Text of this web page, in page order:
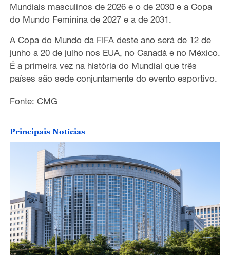
Mundiais masculinos de 2026 e o de 2030 e a Copa
do Mundo Feminina de 2027 e a de 2031.
A Copa do Mundo da FIFA deste ano será de 12 de
junho a 20 de julho nos EUA, no Canadá e no México.
É a primeira vez na história do Mundial que três
países são sede conjuntamente do evento esportivo.
Fonte: CMG
Principais Notícias